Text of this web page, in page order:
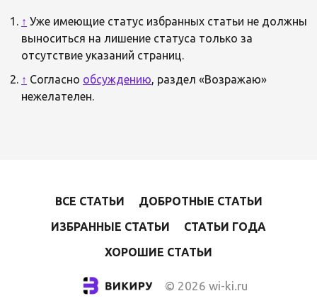
↑ Уже имеющие статус избранных статьи не должны
выноситься на лишение статуса только за
отсутствие указаний страниц.
↑ Согласно обсуждению, раздел «Возражаю»
нежелателен.
ВСЕ СТАТЬИ
ДОБРОТНЫЕ СТАТЬИ
ИЗБРАННЫЕ СТАТЬИ
СТАТЬИ ГОДА
ХОРОШИЕ СТАТЬИ
© 2026 wi-ki.ru